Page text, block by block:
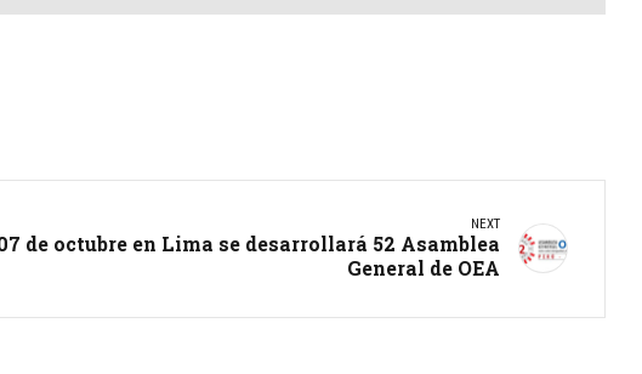
NEXT
de octubre en Lima se desarrollará 52 Asamblea
General de OEA